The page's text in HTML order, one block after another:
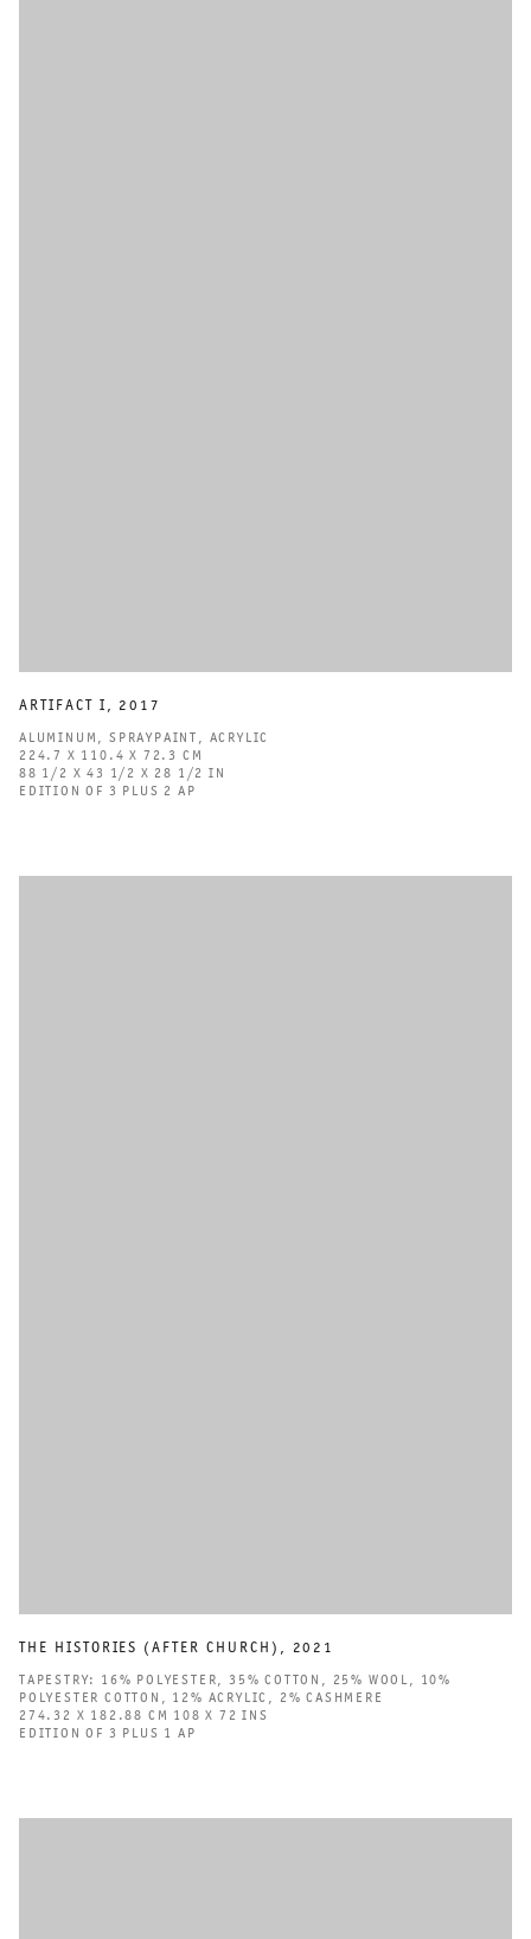
ARTIFACT I , 2017
ALUMINUM ,SPRAYPAINT , ACRYLIC
224.7 X 110.4 X 72.3 CM
88 1/2 X 43 1/2 X 28 1/2 IN
EDITION OF 3 PLUS 2 AP
THE HISTORIES (AFTER CHURCH) , 2021
TAPESTRY: 16% POLYESTER, 35% COTTON , 25% WOOL, 10%
POLYESTER COTTON , 12% ACRYLIC , 2% CASHMERE
274.32 X 182.88 CM 108 X 72 INS
EDITION OF 3 PLUS 1 AP